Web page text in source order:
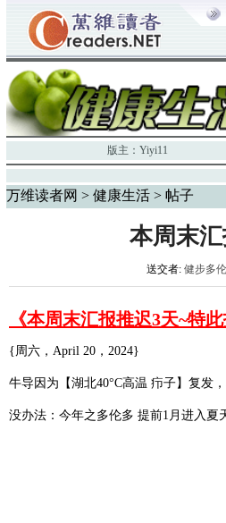
版主： Yiyi11
万维读者网 > 健康生活 > 帖子
本周末
送交者: 健步多
《本周末汇报推迟3天~特
{周六，April 20，2024}
牛导因为【湖北40°C高温 疖子】复发，
没办法：今年之多伦多 提前1月进入夏